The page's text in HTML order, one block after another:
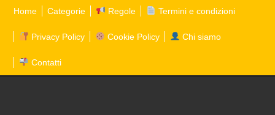
Home Categorie Regole Termini e condizioni
Privacy Policy Cookie Policy Chi siamo
Contatti